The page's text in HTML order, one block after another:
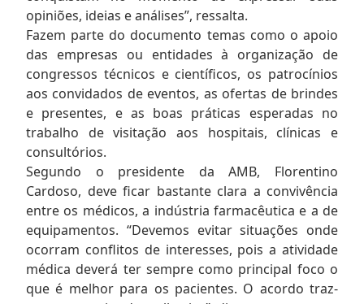
opiniões, ideias e análises”, ressalta.
Fazem parte do documento temas como o apoio
das empresas ou entidades à organização de
congressos técnicos e científicos, os patrocínios
aos convidados de eventos, as ofertas de brindes
e presentes, e as boas práticas esperadas no
trabalho de visitação aos hospitais, clínicas e
consultórios.
Segundo o presidente da AMB, Florentino
Cardoso, deve ficar bastante clara a convivência
entre os médicos, a indústria farmacêutica e a de
equipamentos. “Devemos evitar situações onde
ocorram conflitos de interesses, pois a atividade
médica deverá ter sempre como principal foco o
que é melhor para os pacientes. O acordo traz-